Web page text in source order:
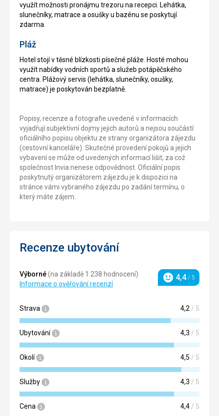
využít možnosti pronájmu trezoru na recepci. Lehátka,
slunečníky, matrace a osušky u bazénu se poskytují
zdarma.
Pláž
Hotel stojí v těsné blízkosti písečné pláže. Hosté mohou
využít nabídky vodních sportů a služeb potápěčského
centra. Plážový servis (lehátka, slunečníky, osušky,
matrace) je poskytován bezplatně.
Popisy, recenze a fotografie uvedené v informacích
vyjadřují subjektivní dojmy jejich autorů a nejsou součástí
oficiálního popisu objektu ze strany organizátora zájezdu
(cestovní kanceláře). Skutečné provedení pokojů a jejich
vybavení se může od uvedených informací lišit, za což
společnost Invia nenese odpovědnost. Oficiální popis
poskytnutý organizátorem zájezdu je k dispozici na
stránce vámi vybraného zájezdu po zadání termínu, o
který máte zájem.
Recenze ubytování
Výborné(na základě 1 238 hodnocení)
Informace o ověřování recenzí
Hodnocení
4,4/ 5
Strava 4,2 / 5
Ubytování 4,3 / 5
Okolí 4,5 / 5
Služby 4,3 / 5
Cena 4,4 / 5